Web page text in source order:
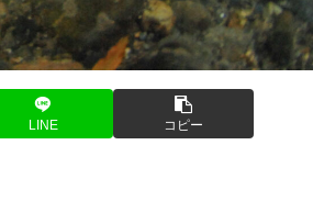
LINE コピー